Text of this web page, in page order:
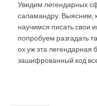
Увидим легендарных
саламандру. Выясним,
научимся писать свои
попробуем разгадать
ох уж эта легендарная
зашифрованный код